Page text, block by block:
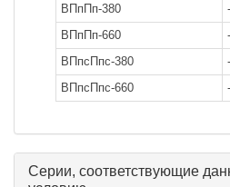
ВПпПп-380
ВПпПп-660
ВПпсПпс-380
ВПпсПпс-660
Серии, соответствующие